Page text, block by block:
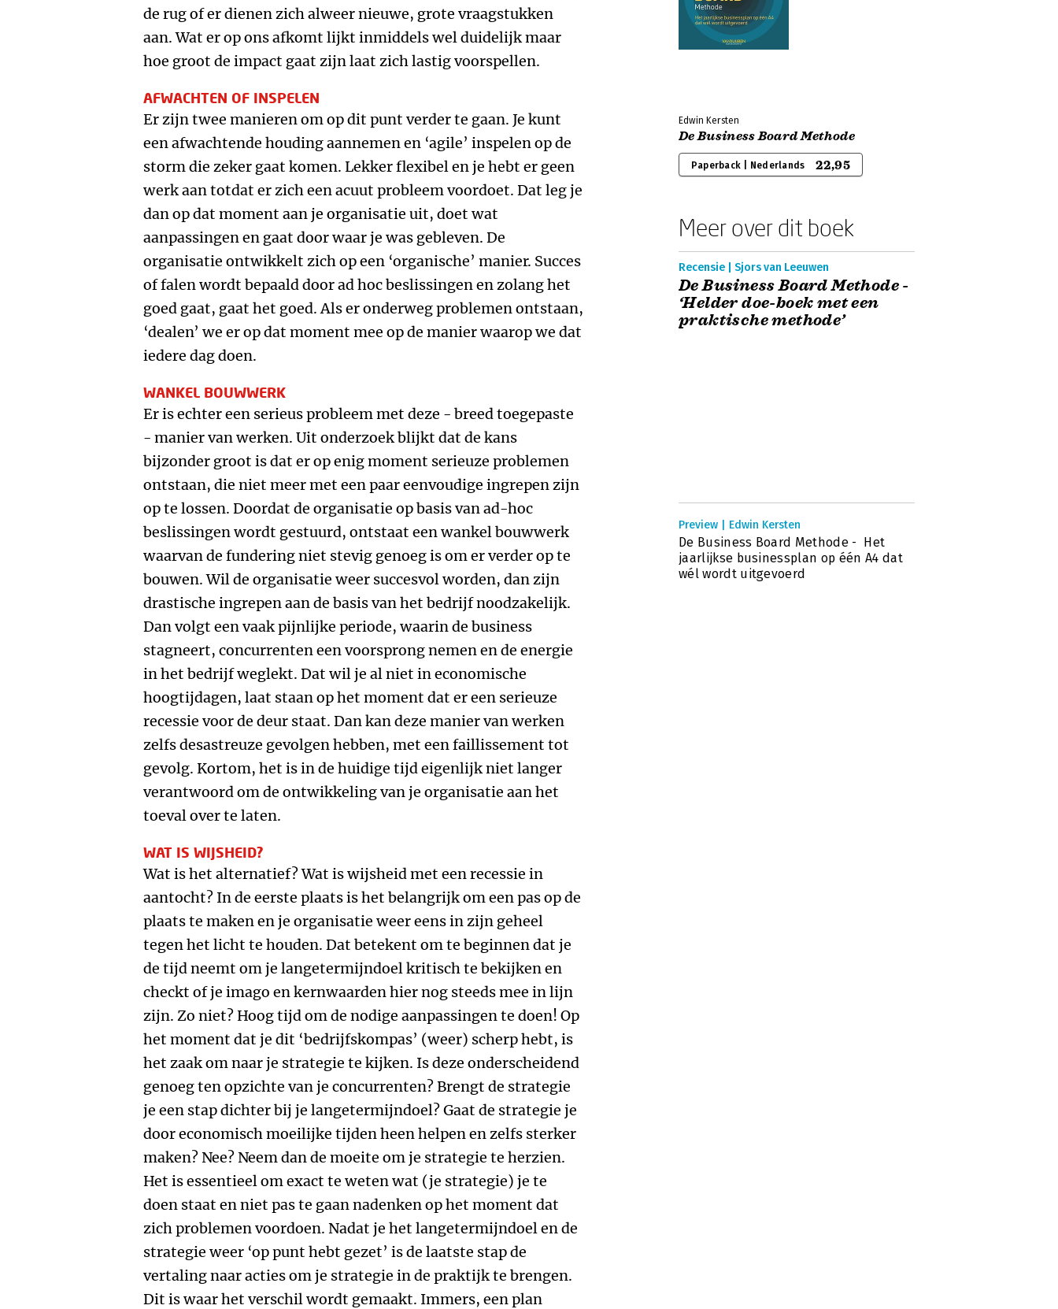
de rug of er dienen zich alweer nieuwe, grote vraagstukken
aan. Wat er op ons afkomt lijkt inmiddels wel duidelijk maar
hoe groot de impact gaat zijn laat zich lastig voorspellen.
AFWACHTEN OF INSPELEN
Er zijn twee manieren om op dit punt verder te gaan. Je kunt
een afwachtende houding aannemen en ‘agile’ inspelen op de
storm die zeker gaat komen. Lekker flexibel en je hebt er geen
werk aan totdat er zich een acuut probleem voordoet. Dat leg je
dan op dat moment aan je organisatie uit, doet wat
aanpassingen en gaat door waar je was gebleven. De
organisatie ontwikkelt zich op een ‘organische’ manier. Succes
of falen wordt bepaald door ad hoc beslissingen en zolang het
goed gaat, gaat het goed. Als er onderweg problemen ontstaan,
‘dealen’ we er op dat moment mee op de manier waarop we dat
iedere dag doen.
WANKEL BOUWWERK
Er is echter een serieus probleem met deze - breed toegepaste
- manier van werken. Uit onderzoek blijkt dat de kans
bijzonder groot is dat er op enig moment serieuze problemen
ontstaan, die niet meer met een paar eenvoudige ingrepen zijn
op te lossen. Doordat de organisatie op basis van ad-hoc
beslissingen wordt gestuurd, ontstaat een wankel bouwwerk
waarvan de fundering niet stevig genoeg is om er verder op te
bouwen. Wil de organisatie weer succesvol worden, dan zijn
drastische ingrepen aan de basis van het bedrijf noodzakelijk.
Dan volgt een vaak pijnlijke periode, waarin de business
stagneert, concurrenten een voorsprong nemen en de energie
in het bedrijf weglekt. Dat wil je al niet in economische
hoogtijdagen, laat staan op het moment dat er een serieuze
recessie voor de deur staat. Dan kan deze manier van werken
zelfs desastreuze gevolgen hebben, met een faillissement tot
gevolg. Kortom, het is in de huidige tijd eigenlijk niet langer
verantwoord om de ontwikkeling van je organisatie aan het
toeval over te laten.
WAT IS WIJSHEID?
Wat is het alternatief? Wat is wijsheid met een recessie in
aantocht? In de eerste plaats is het belangrijk om een pas op de
plaats te maken en je organisatie weer eens in zijn geheel
tegen het licht te houden. Dat betekent om te beginnen dat je
de tijd neemt om je langetermijndoel kritisch te bekijken en
checkt of je imago en kernwaarden hier nog steeds mee in lijn
zijn. Zo niet? Hoog tijd om de nodige aanpassingen te doen! Op
het moment dat je dit ‘bedrijfskompas’ (weer) scherp hebt, is
het zaak om naar je strategie te kijken. Is deze onderscheidend
genoeg ten opzichte van je concurrenten? Brengt de strategie
je een stap dichter bij je langetermijndoel? Gaat de strategie je
door economisch moeilijke tijden heen helpen en zelfs sterker
maken? Nee? Neem dan de moeite om je strategie te herzien.
Het is essentieel om exact te weten wat (je strategie) je te
doen staat en niet pas te gaan nadenken op het moment dat
zich problemen voordoen. Nadat je het langetermijndoel en de
strategie weer ‘op punt hebt gezet’ is de laatste stap de
vertaling naar acties om je strategie in de praktijk te brengen.
Dit is waar het verschil wordt gemaakt. Immers, een plan
Edwin Kersten
De Business Board Methode
Paperback | Nederlands 22,95
Meer over dit boek
Recensie | Sjors van Leeuwen
De Business Board Methode -
‘Helder doe-boek met een
praktische methode’
Preview | Edwin Kersten
De Business Board Methode - Het
jaarlijkse businessplan op één A4 dat
wél wordt uitgevoerd